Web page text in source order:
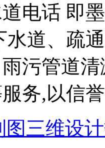
电话 即
水道、疏
污管道
务,以信
图三维设